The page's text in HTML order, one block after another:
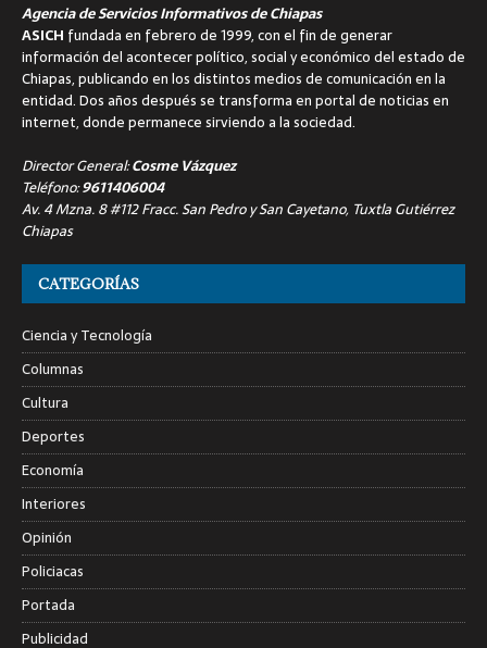
Agencia de Servicios Informativos de Chiapas
ASICH fundada en febrero de 1999, con el fin de generar
información del acontecer político, social y económico del estado de
Chiapas, publicando en los distintos medios de comunicación en la
entidad. Dos años después se transforma en portal de noticias en
internet, donde permanece sirviendo a la sociedad.
Director General:Cosme Vázquez
Teléfono:9611406004
Av. 4 Mzna. 8 #112 Fracc. San Pedro y San Cayetano, Tuxtla Gutiérrez
Chiapas
CATEGORÍAS
Ciencia y Tecnología
Columnas
Cultura
Deportes
Economía
Interiores
Opinión
Policiacas
Portada
Publicidad